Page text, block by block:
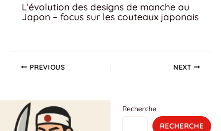
L’évolution des designs de manche au
Japon – focus sur les couteaux japonais
PREVIOUS NEXT
Recherche
RECHERCHE